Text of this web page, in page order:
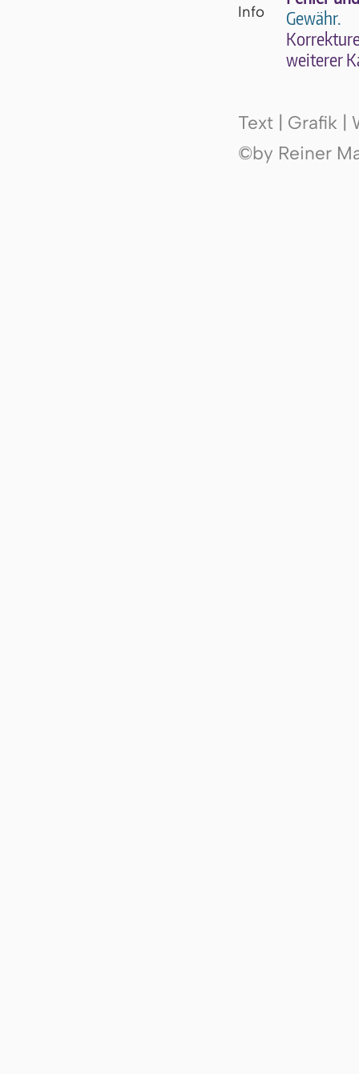
Gewähr.
wei­te­rer
Text | Grafik |
©by Reiner